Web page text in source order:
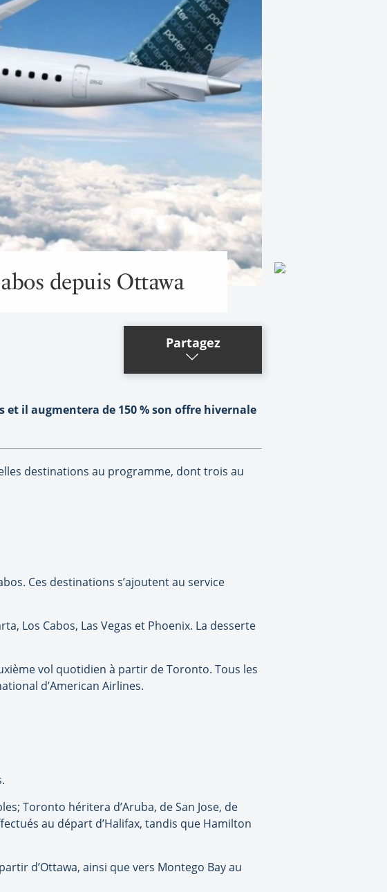
depuis Ottawa
Partagez
il augmentera de 150 % son offre hivernale
destinations au programme, dont trois au
Ces destinations s’ajoutent au service
Los Cabos, Las Vegas et Phoenix. La desserte
vol quotidien à partir de Toronto. Tous les
d’American Airlines.
Toronto héritera d’Aruba, de San Jose, de
au départ d’Halifax, tandis que Hamilton
d’Ottawa, ainsi que vers Montego Bay au